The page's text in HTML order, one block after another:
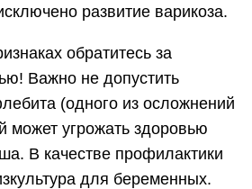
развитие варикоза.
обратитесь за
Важно не допустить
(одного из осложнений
может угрожать здоровью
В качестве профилактики
для беременных.